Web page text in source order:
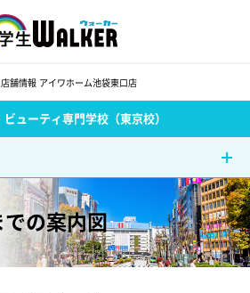
舗情報 アイワホーム池袋東口店
ューティ専門学校（東京校）
の案内図